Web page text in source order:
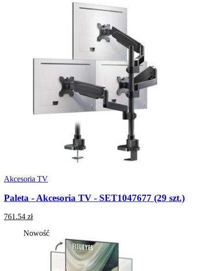
Akcesoria TV
Paleta - Akcesoria TV - SET1047677 (29 szt.)
761.54 zł
Nowość